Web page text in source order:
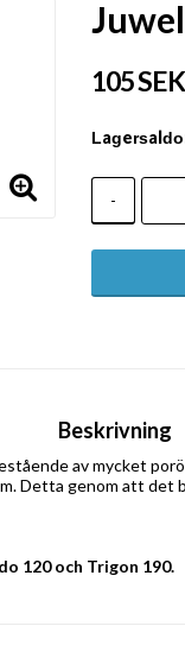
105 SEK
-
Beskrivning
av mycket
Detta genom att det
120 och Trigon 190.